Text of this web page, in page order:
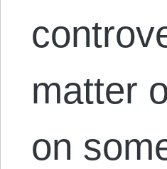
matter
on